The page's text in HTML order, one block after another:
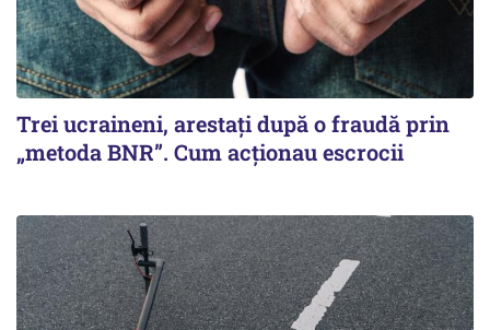
Trei ucraineni, arestați după o fraudă prin
„metoda BNR”. Cum acționau escrocii